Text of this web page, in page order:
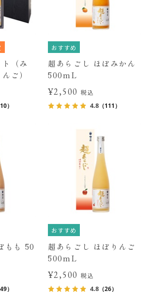
（み
ご）
）
おすすめ
超あらごし ほぼみかん
500mL
¥2,500 税込
4.8 （111）
もも 50
）
おすすめ
超あらごし ほぼりんご
500mL
¥2,500 税込
4.8 （26）